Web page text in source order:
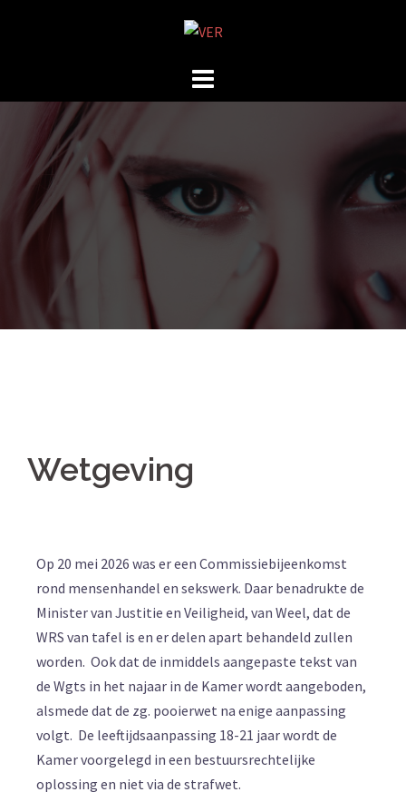
Wetgeving
Op 20 mei 2026 was er een Commissiebijeenkomst
rond mensenhandel en sekswerk. Daar benadrukte de
Minister van Justitie en Veiligheid, van Weel, dat de
WRS van tafel is en er delen apart behandeld zullen
worden. Ook dat de inmiddels aangepaste tekst van
de Wgts in het najaar in de Kamer wordt aangeboden,
alsmede dat de zg. pooierwet na enige aanpassing
volgt. De leeftijdsaanpassing 18-21 jaar wordt de
Kamer voorgelegd in een bestuursrechtelijke
oplossing en niet via de strafwet.